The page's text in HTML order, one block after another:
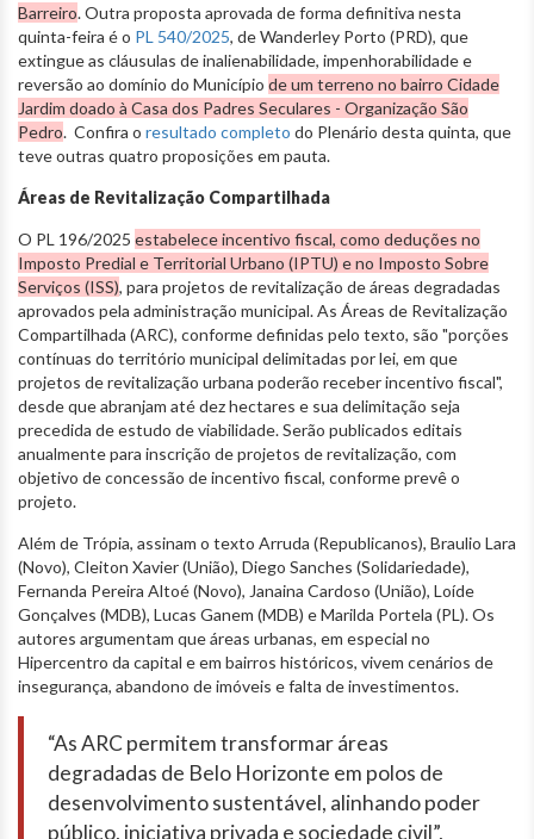
Barreiro. Outra proposta aprovada de forma definitiva nesta
quinta-feira é o PL 540/2025, de Wanderley Porto (PRD), que
extingue as cláusulas de inalienabilidade, impenhorabilidade e
reversão ao domínio do Município de um terreno no bairro Cidade
Jardim doado à Casa dos Padres Seculares - Organização São
Pedro. Confira o resultado completo do Plenário desta quinta, que
teve outras quatro proposições em pauta.
Áreas de Revitalização Compartilhada
O PL 196/2025 estabelece incentivo fiscal, como deduções no
Imposto Predial e Territorial Urbano (IPTU) e no Imposto Sobre
Serviços (ISS), para projetos de revitalização de áreas degradadas
aprovados pela administração municipal. As Áreas de Revitalização
Compartilhada (ARC), conforme definidas pelo texto, são "porções
contínuas do território municipal delimitadas por lei, em que
projetos de revitalização urbana poderão receber incentivo fiscal",
desde que abranjam até dez hectares e sua delimitação seja
precedida de estudo de viabilidade. Serão publicados editais
anualmente para inscrição de projetos de revitalização, com
objetivo de concessão de incentivo fiscal, conforme prevê o
projeto.
Além de Trópia, assinam o texto Arruda (Republicanos), Braulio Lara
(Novo), Cleiton Xavier (União), Diego Sanches (Solidariedade),
Fernanda Pereira Altoé (Novo), Janaina Cardoso (União), Loíde
Gonçalves (MDB), Lucas Ganem (MDB) e Marilda Portela (PL). Os
autores argumentam que áreas urbanas, em especial no
Hipercentro da capital e em bairros históricos, vivem cenários de
insegurança, abandono de imóveis e falta de investimentos.
“As ARC permitem transformar áreas
degradadas de Belo Horizonte em polos de
desenvolvimento sustentável, alinhando poder
público, iniciativa privada e sociedade civil”,